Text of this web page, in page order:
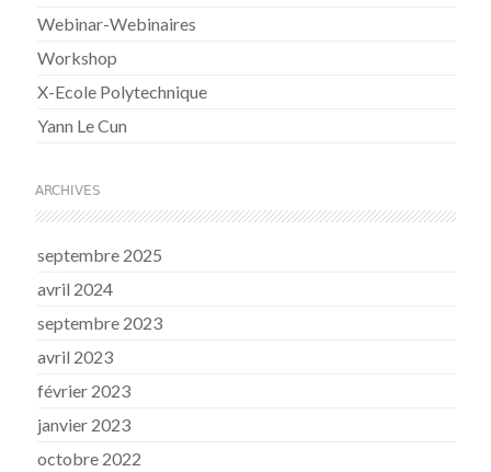
Webinar-Webinaires
Workshop
X-Ecole Polytechnique
Yann Le Cun
ARCHIVES
septembre 2025
avril 2024
septembre 2023
avril 2023
février 2023
janvier 2023
octobre 2022